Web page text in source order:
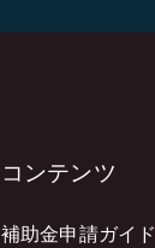
コンテンツ
補助金申請ガイド